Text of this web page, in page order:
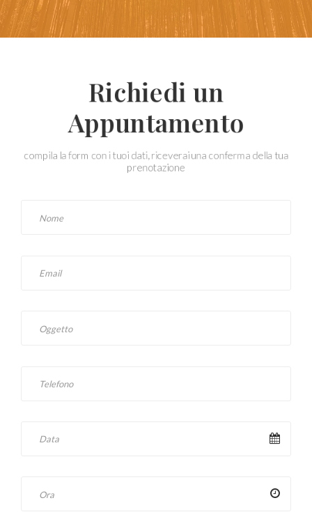
Richiedi un
Appuntamento
compila la form con i tuoi dati, riceverai una conferma della tua
prenotazione